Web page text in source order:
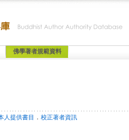
佛學著者規範資料
人提供書目 ． 校正著者資訊